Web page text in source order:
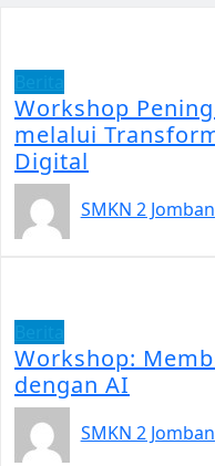
Workshop
melalui
Digital
SMKN 2
Workshop:
dengan AI
SMKN 2